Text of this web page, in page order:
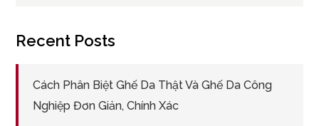
Recent Posts
Cách Phân Biệt Ghế Da Thật Và Ghế Da Công
Nghiệp Đơn Giản, Chính Xác